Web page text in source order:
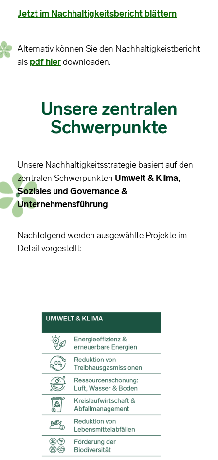
Jetzt im Nachhaltigkeitsbericht blättern
Alternativ können Sie den Nachhaltigkeistbericht
als pdf hierdownloaden.
Unsere zentralen
Schwerpunkte
Unsere Nachhaltigkeitsstrategie basiert auf den
zentralen Schwerpunkten Umwelt & Klima,
Soziales und Governance &
Unternehmensführung.
Nachfolgend werden ausgewählte Projekte im
Detail vorgestellt: